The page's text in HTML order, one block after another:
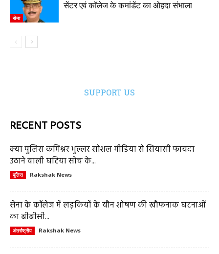
सेना
सेंटर एवं कॉलेज के कमांडेंट का ओहदा संभाला
SUPPORT US
RECENT POSTS
क्या पुलिस कमिश्नर भुल्लर सोशल मीडिया से सियासी फायदा
उठाने वाली घटिया सोच के...
पुलिस Rakshak News
सेना के कॉलेज में लड़कियों के यौन शोषण की खौफनाक घटनाओं
का बीबीसी...
अंतर्राष्ट्रीय Rakshak News